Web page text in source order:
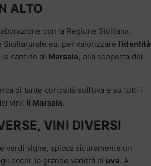
ALTO
con la Regione Siciliana,
per valorizzare l’identità
cantine di Marsala, alla scoperta del
di tante curiosità sull’uva e su tutti i
vini: il Marsala.
VINI DIVERSI
verdi vigne, spicca sicuramente un
occhi: la grande varietà di uva. A